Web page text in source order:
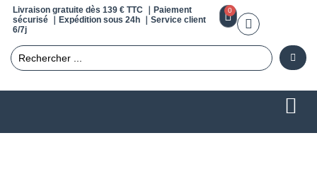
Livraison gratuite dès 139 € TTC ｜Paiement
sécurisé ｜Expédition sous 24h ｜Service client
6/7j
0